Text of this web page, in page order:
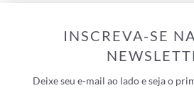
INSCREVA-SE
Deixe seu e-mail ao lado e seja o